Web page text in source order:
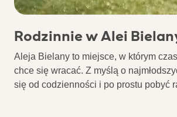
Rodzinnie w Alei
Aleja Bielany to miejsce, w którym
chce się wracać. Z myślą o
się od codzienności i po prostu pobyć